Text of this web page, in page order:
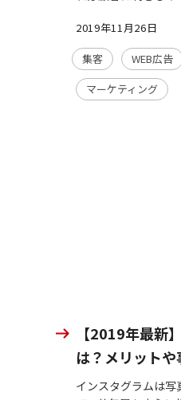
2019年11月26日
集客 WEB広告
マーケティング
【2019年最新
は？メリットや
インスタグラムは写